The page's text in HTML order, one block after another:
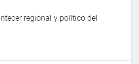
regional y político del